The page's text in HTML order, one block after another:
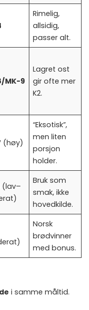
Rimelig,
allsidig,
passer alt.
MK-9
Lagret ost
gir ofte mer
K2.
(høy)
“Eksotisk”,
men liten
porsjon
holder.
(lav–
Bruk som
smak, ikke
hovedkilde.
Norsk
brødvinner
med bonus.
i samme måltid.